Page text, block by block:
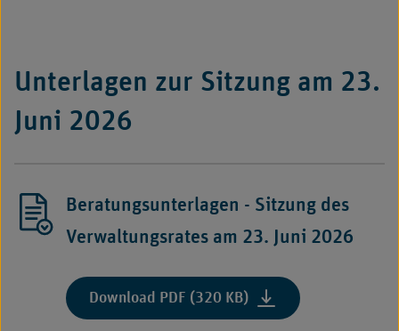
Unterlagen zur Sitzung am 23.
Juni 2026
Beratungsunterlagen - Sitzung des
Verwaltungsrates am 23. Juni 2026
Download PDF (320 KB)